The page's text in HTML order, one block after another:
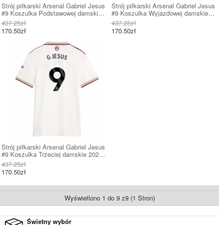
Strój piłkarski Arsenal Gabriel Jesus
#9 Koszulka Podstawowej damskie
2025-26 Krótki Rękaw
437.25zł
170.50zł
Strój piłkarski Arsenal Gabriel Jesus
#9 Koszulka Wyjazdowej damskie
2025-26 Krótki Rękaw
437.25zł
170.50zł
Strój piłkarski Arsenal Gabriel Jesus
#9 Koszulka Trzeciej damskie 2025-
26 Krótki Rękaw
437.25zł
170.50zł
Wyświetlono 1 do 9 z9 (1 Stron)
Świetny wybór